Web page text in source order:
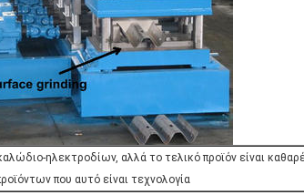
ηλεκτροδίων, αλλά το τελικό προϊόν είναι
που αυτό είναι τεχνολογία